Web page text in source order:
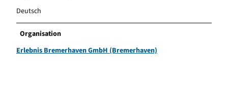
Deutsch
Organisation
Erlebnis Bremerhaven GmbH (Bremerhaven)